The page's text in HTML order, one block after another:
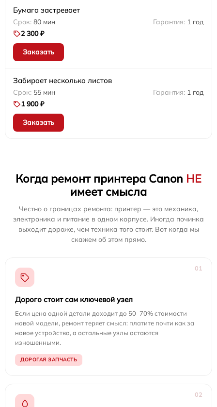
Бумага застревает
80 мин
1 год
2 300 ₽
Заказать
Забирает несколько листов
55 мин
1 год
1 900 ₽
Заказать
Когда ремонт принтера Canon НЕ
имеет смысла
Честно о границах ремонта: принтер — это механика,
электроника и питание в одном корпусе. Иногда починка
выходит дороже, чем техника того стоит. Вот когда мы
скажем об этом прямо.
01
Дорого стоит сам ключевой узел
Если цена одной детали доходит до 50–70% стоимости
новой модели, ремонт теряет смысл: платите почти как за
новое устройство, а остальные узлы остаются
изношенными.
ДОРОГАЯ ЗАПЧАСТЬ
02